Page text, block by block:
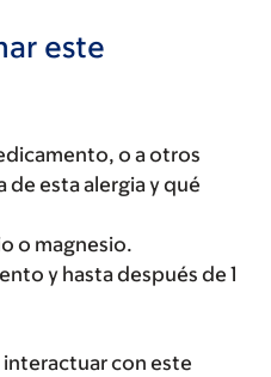
este
o a otros
esta alergia y qué
o magnesio.
y hasta después de 1
con este